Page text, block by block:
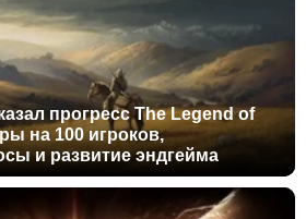
прогресс The Legend of
на 100 игроков,
и развитие эндгейма